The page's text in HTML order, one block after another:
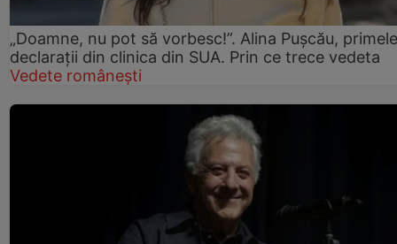
„Doamne, nu pot să vorbesc!”. Alina Pușcău, primele
declarații din clinica din SUA. Prin ce trece vedeta
Vedete românești